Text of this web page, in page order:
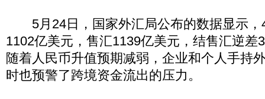
5月24日，国家外汇局公布的数据显示，
1102亿美元，售汇1139亿美元，结售汇逆差
随着人民币升值预期减弱，企业和个人手持
时也预警了跨境资金流出的压力。